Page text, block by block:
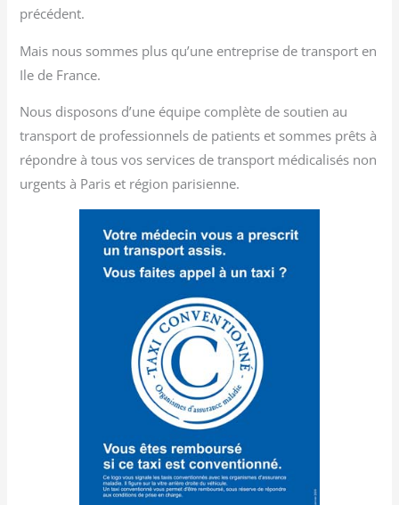
précédent.
Mais nous sommes plus qu’une entreprise de transport en
Ile de France.
Nous disposons d’une équipe complète de soutien au
transport de professionnels de patients et sommes prêts à
répondre à tous vos services de transport médicalisés non
urgents à Paris et région parisienne.